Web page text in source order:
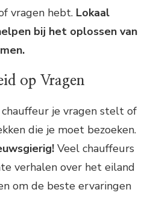
vragen hebt. Lokaal
bij het oplossen van
op Vragen
je vragen stelt of
die je moet bezoeken.
Veel chauffeurs
verhalen over het eiland
om de beste ervaringen